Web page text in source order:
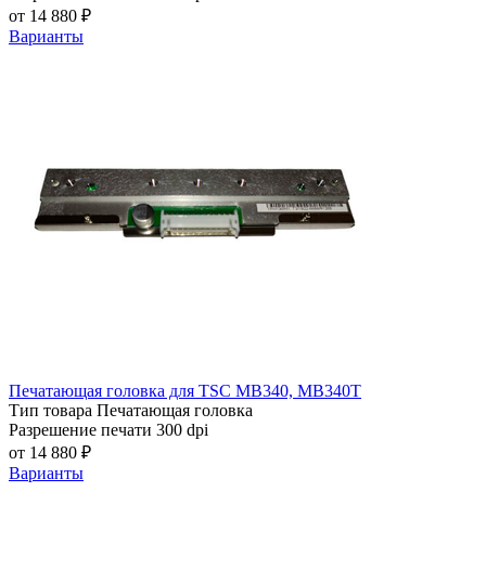
от 14 880 ₽
Варианты
Печатающая головка для TSC MB340, MB340T
Тип товара Печатающая головка
Разрешение печати 300 dpi
от 14 880 ₽
Варианты